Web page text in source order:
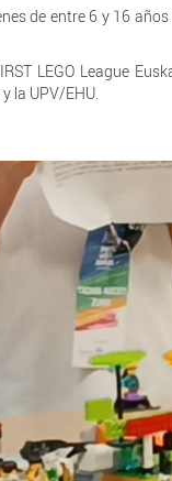
de entre 6 y 16 años
LEGO League
la UPV/EHU.